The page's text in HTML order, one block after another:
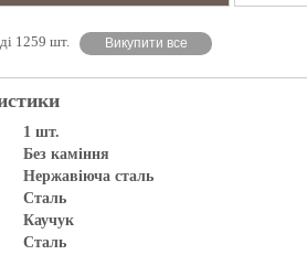
1259 шт. Викупити все
1 шт.
Без каміння
Нержавіюча сталь
Сталь
Каучук
Сталь